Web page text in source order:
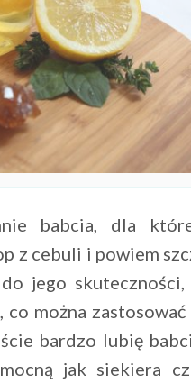
babcia, dla
z cebuli i powiem
jego
można
bardzo lubię
jak siekiera